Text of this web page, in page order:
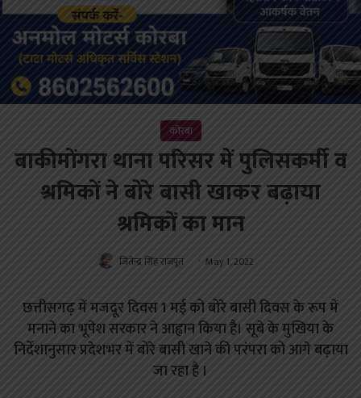
कोरबा
बाकीमोंगरा थाना परिसर में पुलिसकर्मी व
श्रमिकों ने बोरे बासी खाकर बढ़ाया
श्रमिकों का मान
जितेन्द्र सिंह राजपूत May 1, 2022
छत्तीसगढ़ में मजदूर दिवस 1 मई को बोरे बासी दिवस के रूप में
मनाने का भूपेश सरकार ने आह्वान किया है। सूबे के मुखिया के
निर्देशानुसार प्रदेशभर में बोरे बासी खाने की परंपरा को आगे बढ़ाया
जा रहा है ।